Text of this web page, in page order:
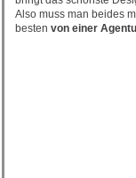
Also muss man beides
besten von einer